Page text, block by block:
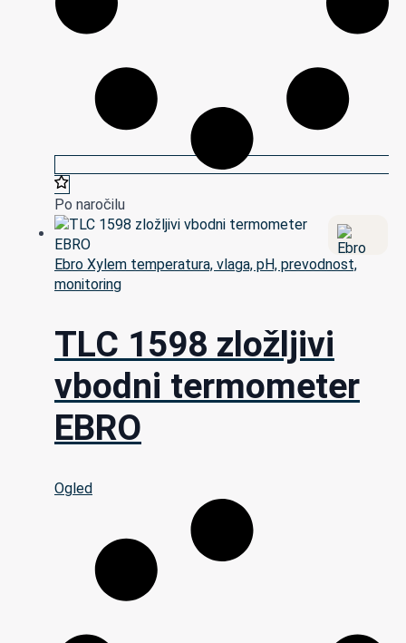
Po naročilu
Ebro Xylem temperatura, vlaga, pH, prevodnost,
monitoring
TLC 1598 zložljivi
vbodni termometer
EBRO
Ogled